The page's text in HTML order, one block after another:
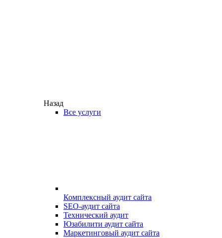
Назад
Все услуги
Комплексный аудит сайта
SEO-аудит сайта
Технический аудит
Юзабилити аудит сайта
Маркетинговый аудит сайта